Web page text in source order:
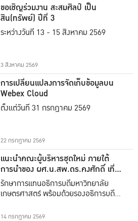
ขอเชิญร่วมงาน สะสมศิลป์ เป็น
สิน(ทรัพย์) ปีที่ 3
ระหว่างวันที่ 13 - 15 สิงหาคม 2569
3 สิงหาคม 2569
การเปลี่ยนแปลงการจัดเก็บข้อมูลบน
Webex Cloud
ตั้งแต่วันที่ 31 กรกฎาคม 2569
22 กรกฎาคม 2569
แนะนำคณะผู้บริหารชุดใหม่ ภายใต้
การนำของ ผศ.น.สพ.ดร.คงศักดิ์ เที่ยง
ธรรม
รักษาการแทนอธิการบดีมหาวิทยาลัย
เกษตรศาสตร์ พร้อมด้วยรองอธิการบดีทั้ง
14 กรกฎาคม 2569